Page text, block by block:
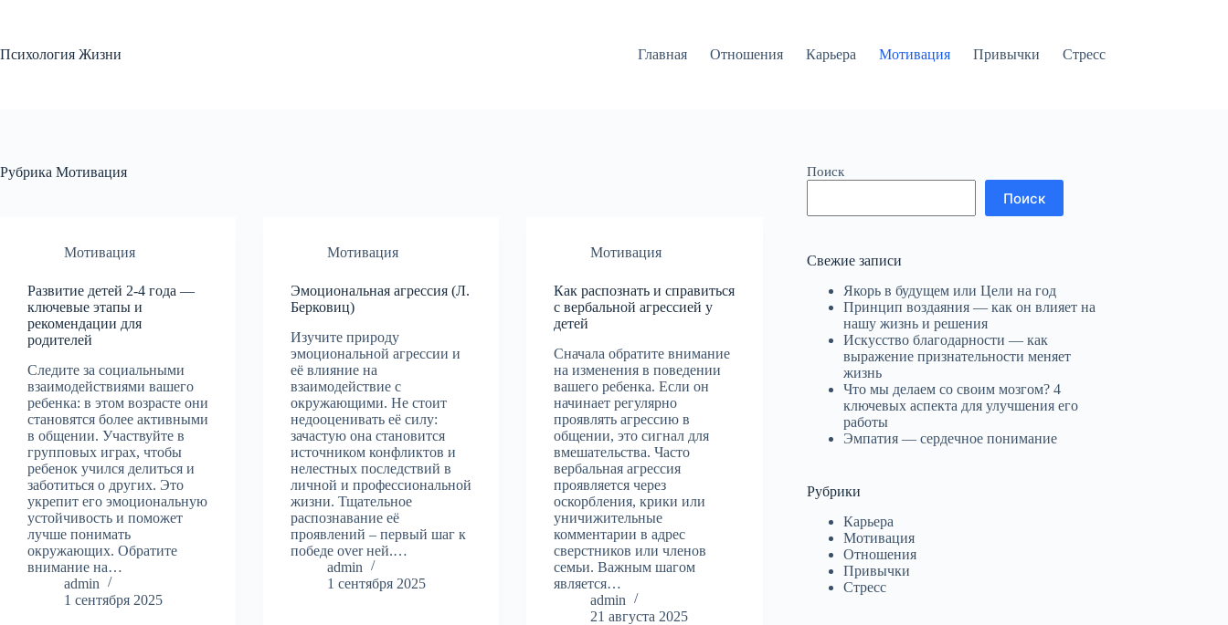
Психология Жизни
Главная Отношения Карьера Мотивация Привычки Стресс
Рубрика Мотивация
Мотивация
Развитие детей 2-4 года —
ключевые этапы и
рекомендации для
родителей
Следите за социальными
взаимодействиями вашего
ребенка: в этом возрасте они
становятся более активными
в общении. Участвуйте в
групповых играх, чтобы
ребенок учился делиться и
заботиться о других. Это
укрепит его эмоциональную
устойчивость и поможет
лучше понимать
окружающих. Обратите
внимание на…
admin
1 сентября 2025
Мотивация
Эмоциональная агрессия (Л.
Берковиц)
Изучите природу
эмоциональной агрессии и
её влияние на
взаимодействие с
окружающими. Не стоит
недооценивать её силу:
зачастую она становится
источником конфликтов и
нелестных последствий в
личной и профессиональной
жизни. Тщательное
распознавание её
проявлений – первый шаг к
победе over ней.…
admin
1 сентября 2025
Мотивация
Как распознать и справиться
с вербальной агрессией у
детей
Сначала обратите внимание
на изменения в поведении
вашего ребенка. Если он
начинает регулярно
проявлять агрессию в
общении, это сигнал для
вмешательства. Часто
вербальная агрессия
проявляется через
оскорбления, крики или
уничижительные
комментарии в адрес
сверстников или членов
семьи. Важным шагом
является…
admin
21 августа 2025
Поиск
Поиск
Свежие записи
Якорь в будущем или Цели на год
Принцип воздаяния — как он влияет на
нашу жизнь и решения
Искусство благодарности — как
выражение признательности меняет
жизнь
Что мы делаем со своим мозгом? 4
ключевых аспекта для улучшения его
работы
Эмпатия — сердечное понимание
Рубрики
Карьера
Мотивация
Отношения
Привычки
Стресс